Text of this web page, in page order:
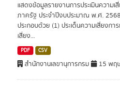
แสดงข้อมูลรายงานการประเมินความ
ภาครัฐ ประจำปีงบประมาณ พ.ศ.
ประกอบด้วย (1) ประเด็นความเสี่ยงก
เสี่ยง...
PDF CSV
สำนักงานเลขานุการกรม 15 พฤ